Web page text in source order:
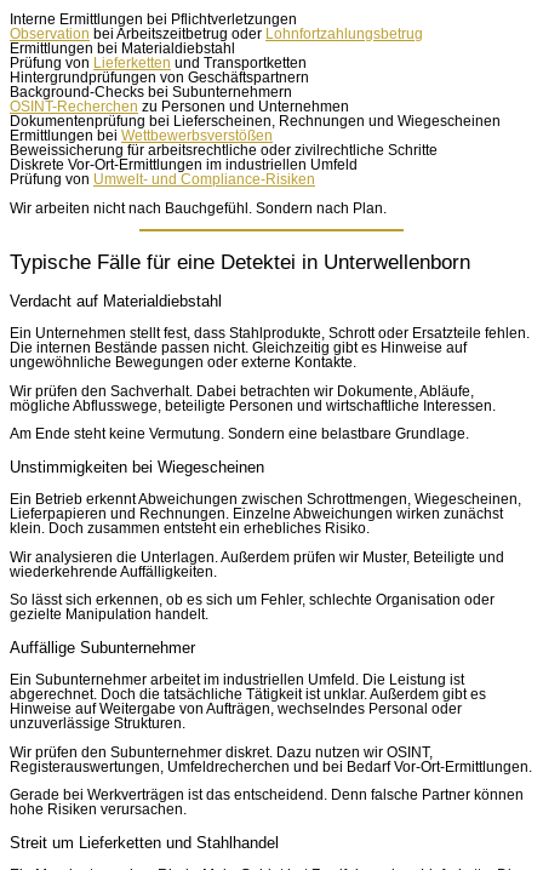
Interne Ermittlungen bei Pflichtverletzungen
Observation bei Arbeitszeitbetrug oder
Lohnfortzahlungsbetrug
Ermittlungen bei Materialdiebstahl
Prüfung von
Lieferketten und Transportketten
Hintergrundprüfungen von Geschäftspartnern
Background-Checks bei Subunternehmern
OSINT-Recherchen zu Personen und Unternehmen
Dokumentenprüfung bei Lieferscheinen, Rechnungen und Wiegescheinen
Ermittlungen bei Wettbewerbsverstößen
Beweissicherung für arbeitsrechtliche oder zivilrechtliche Schritte
Diskrete Vor-Ort-Ermittlungen im industriellen Umfeld
Prüfung von Umwelt- und Compliance-Risiken
Wir arbeiten nicht nach Bauchgefühl. Sondern nach Plan.
Typische Fälle für eine Detektei in Unterwellenborn
Verdacht auf Materialdiebstahl
Ein Unternehmen stellt fest, dass Stahlprodukte, Schrott oder Ersatzteile fehlen.
Die internen Bestände passen nicht. Gleichzeitig gibt es Hinweise auf
ungewöhnliche Bewegungen oder externe Kontakte.
Wir prüfen den Sachverhalt. Dabei betrachten wir Dokumente, Abläufe,
mögliche Abflusswege, beteiligte Personen und wirtschaftliche Interessen.
Am Ende steht keine Vermutung. Sondern eine belastbare Grundlage.
Unstimmigkeiten bei Wiegescheinen
Ein Betrieb erkennt Abweichungen zwischen Schrottmengen, Wiegescheinen,
Lieferpapieren und Rechnungen. Einzelne Abweichungen wirken zunächst
klein. Doch zusammen entsteht ein erhebliches Risiko.
Wir analysieren die Unterlagen. Außerdem prüfen wir Muster, Beteiligte und
wiederkehrende Auffälligkeiten.
So lässt sich erkennen, ob es sich um Fehler, schlechte Organisation oder
gezielte Manipulation handelt.
Auffällige Subunternehmer
Ein Subunternehmer arbeitet im industriellen Umfeld. Die Leistung ist
abgerechnet. Doch die tatsächliche Tätigkeit ist unklar. Außerdem gibt es
Hinweise auf Weitergabe von Aufträgen, wechselndes Personal oder
unzuverlässige Strukturen.
Wir prüfen den Subunternehmer diskret. Dazu nutzen wir OSINT,
Registerauswertungen, Umfeldrecherchen und bei Bedarf Vor-Ort-Ermittlungen.
Gerade bei Werkverträgen ist das entscheidend. Denn falsche Partner können
hohe Risiken verursachen.
Streit um Lieferketten und Stahlhandel